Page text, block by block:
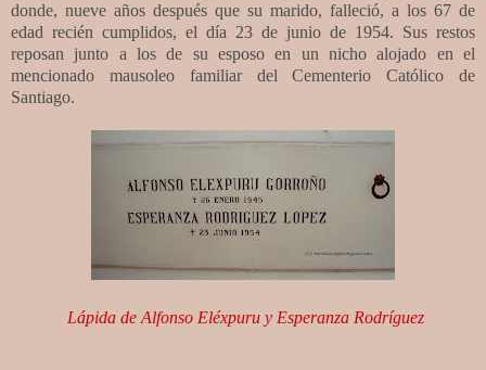
donde, nueve años después que su marido, falleció, a los 67 de
edad recién cumplidos, el día 23 de junio de 1954. Sus restos
reposan junto a los de su esposo en un nicho alojado en el
mencionado mausoleo familiar del Cementerio Católico de
Santiago.
Lápida de Alfonso Eléxpuru y Esperanza Rodríguez